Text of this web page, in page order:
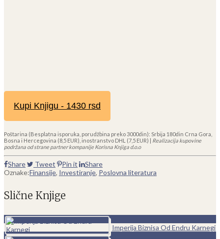
Kupi Knjigu - 1430 rsd
Poštarina (Besplatna isporuka, porudžbina preko 3000din): Srbija 180din Crna Gora,
Bosna i Hercegovina (8,5 EUR), inostranstvo DHL (7,5 EUR) | Realizacija kupovine
podržana od strane partner kompanije Korisna Knjiga d.o.o
Share Tweet Pin it
Share
Oznake:Finansije, Investiranje, Poslovna literatura
Slične Knjige
Imperija Biznisa Od Endru Karnegi